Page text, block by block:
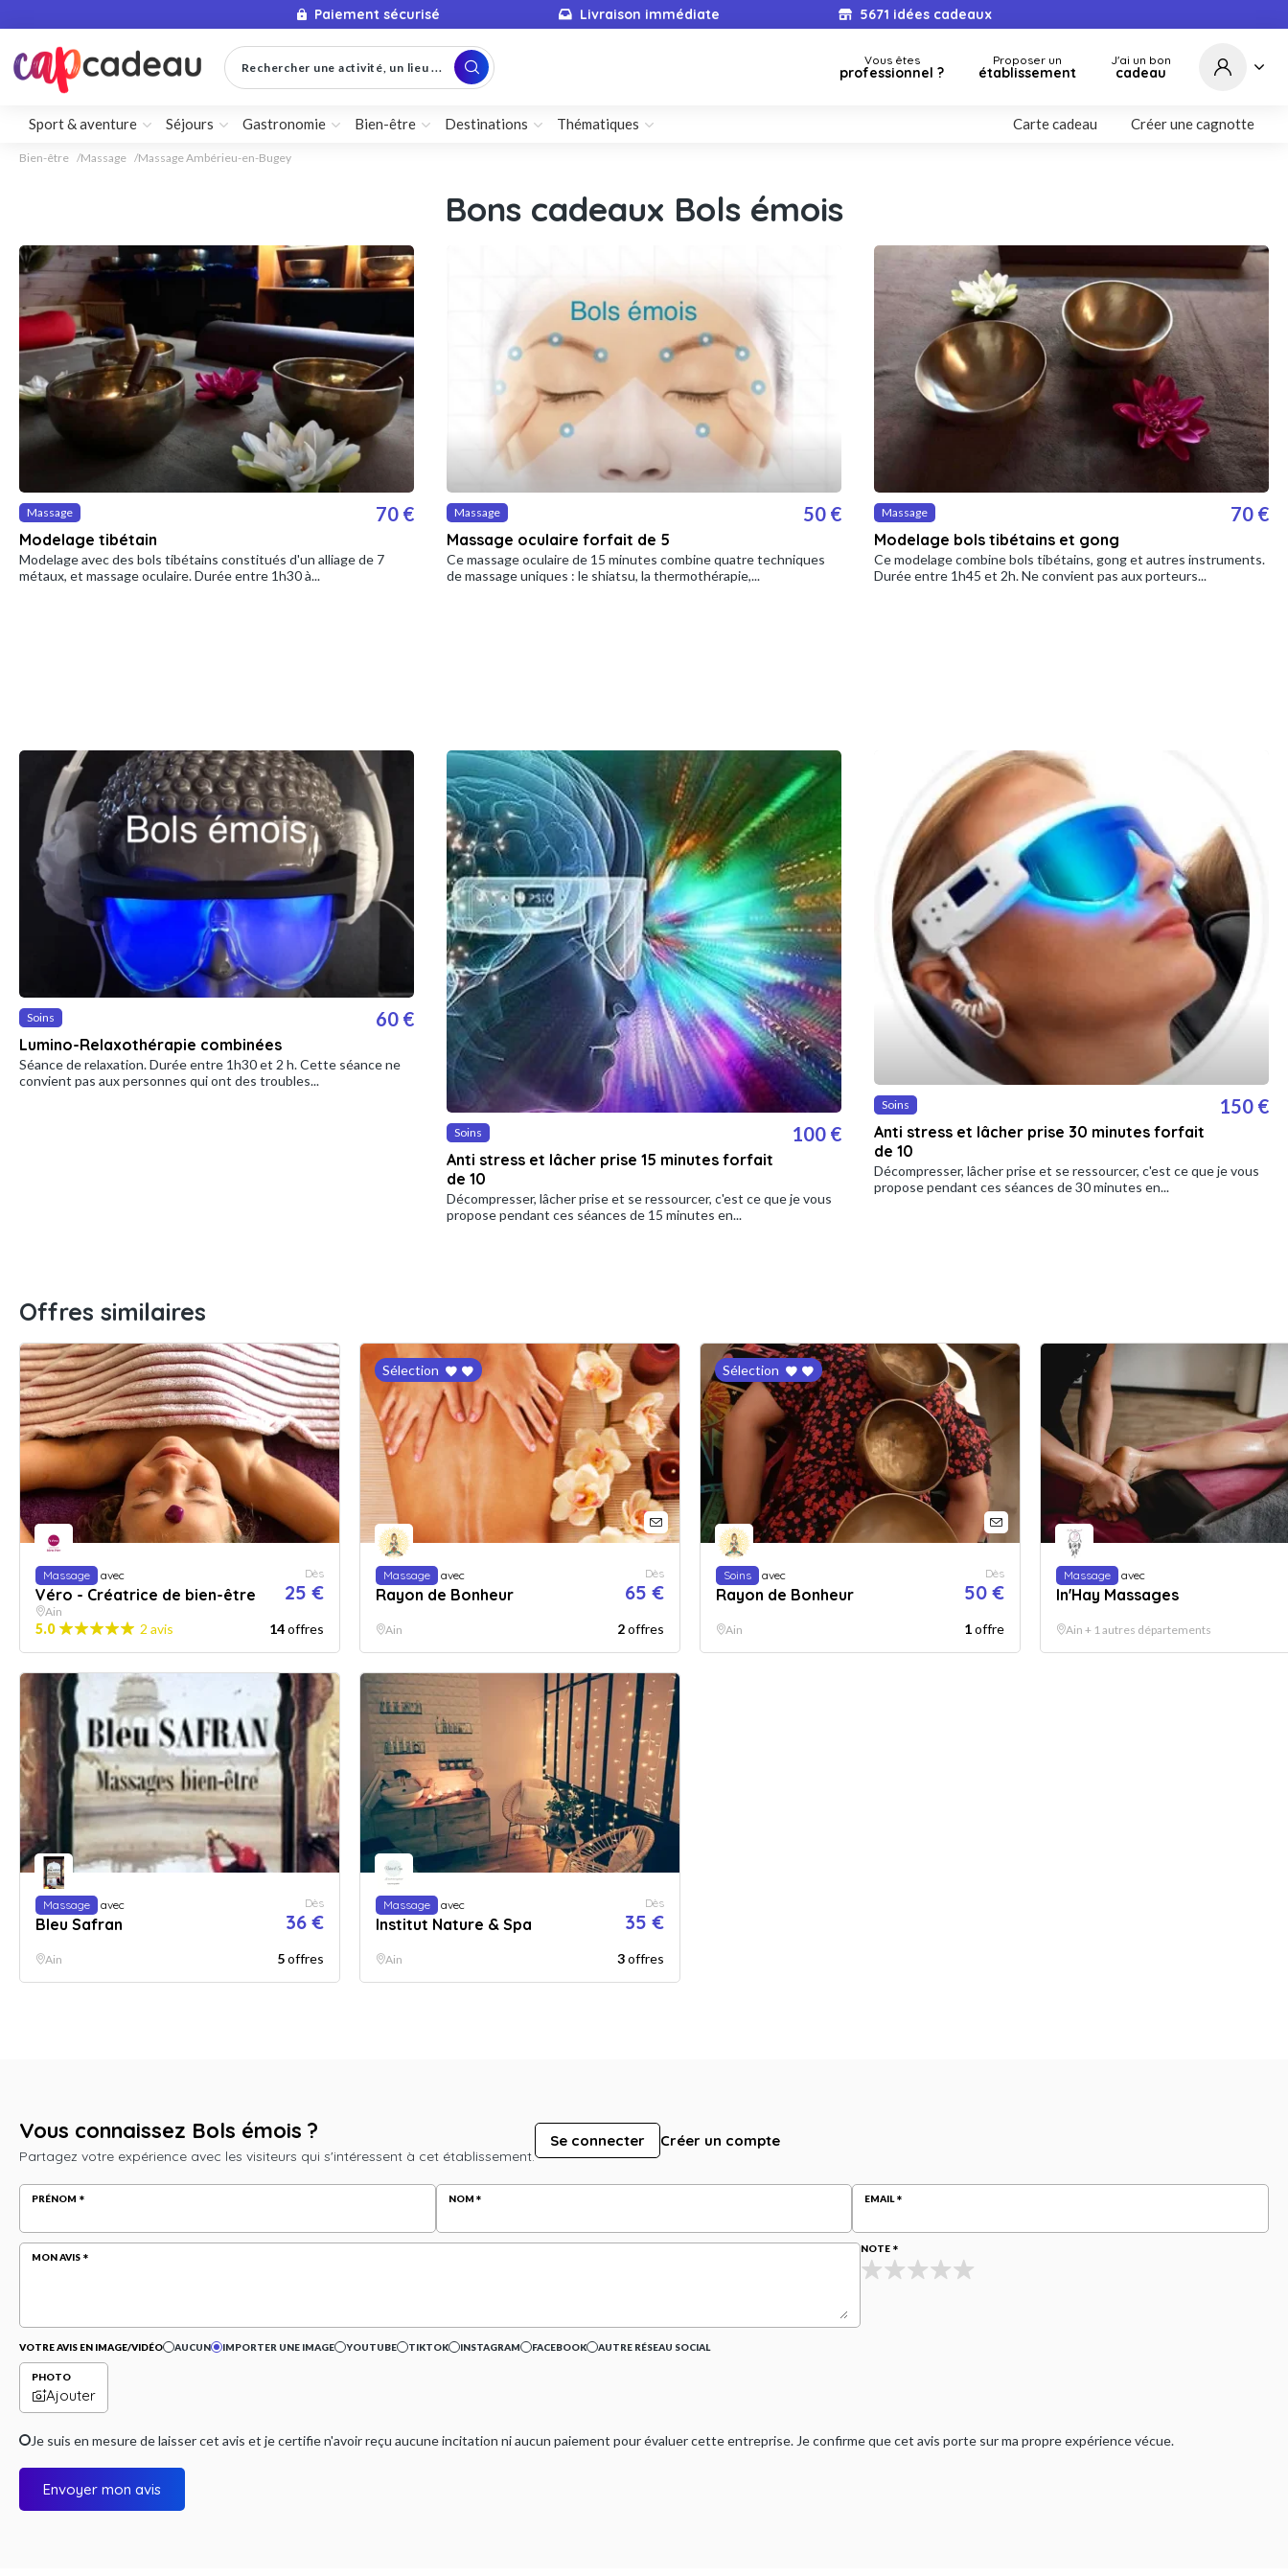
Paiement sécurisé Livraison immédiate 5671 idées cadeaux
Rechercher une activité, un lieu ... Vous êtes
professionnel ?
Proposer un
établissement
J'ai un bon
cadeau
Sport & aventure Séjours Gastronomie Bien-être Destinations Thématiques Carte cadeau Créer une cagnotte
Bien-être Massage Massage Ambérieu-en-Bugey
Bons cadeaux Bols émois
Massage
Modelage tibétain
70 €
Modelage avec des bols tibétains constitués d'un alliage de 7
métaux, et massage oculaire. Durée entre 1h30 à...
Massage
Massage oculaire forfait de 5
50 €
Ce massage oculaire de 15 minutes combine quatre techniques
de massage uniques : le shiatsu, la thermothérapie,...
Massage
Modelage bols tibétains et gong
70 €
Ce modelage combine bols tibétains, gong et autres instruments.
Durée entre 1h45 et 2h. Ne convient pas aux porteurs...
Soins
Lumino-Relaxothérapie combinées
60 €
Séance de relaxation. Durée entre 1h30 et 2 h. Cette séance ne
convient pas aux personnes qui ont des troubles...
Soins
Anti stress et lâcher prise 15 minutes forfait
de 10
100 €
Décompresser, lâcher prise et se ressourcer, c'est ce que je vous
propose pendant ces séances de 15 minutes en...
Soins
Anti stress et lâcher prise 30 minutes forfait
de 10
150 €
Décompresser, lâcher prise et se ressourcer, c'est ce que je vous
propose pendant ces séances de 30 minutes en...
Offres similaires
Massage avec
Véro - Créatrice de bien-être
Dès
25 €
Ain
5.0 2 avis 14offres
Sélection
Massage avec
Rayon de Bonheur
Dès
65 €
Ain 2offres
Sélection
Soins avec
Rayon de Bonheur
Dès
50 €
Ain 1offre
Massage avec
In'Hay Massages
Ain + 1 autres départements
Massage avec
Bleu Safran
Dès
36 €
Ain 5offres
Massage avec
Institut Nature & Spa
Dès
35 €
Ain 3offres
Vous connaissez Bols émois ?
Partagez votre expérience avec les visiteurs qui s'intéressent à cet établissement.
Se connecter Créer un compte
PRÉNOM NOM EMAIL
MON AVIS
NOTE
VOTRE AVIS EN IMAGE/VIDÉO AUCUN IMPORTER UNE IMAGE YOUTUBE TIKTOK INSTAGRAM FACEBOOK AUTRE RÉSEAU SOCIAL
PHOTO
Ajouter
Je suis en mesure de laisser cet avis et je certifie n'avoir reçu aucune incitation ni aucun paiement pour évaluer cette entreprise. Je confirme que cet avis porte sur ma propre expérience vécue.
Envoyer mon avis